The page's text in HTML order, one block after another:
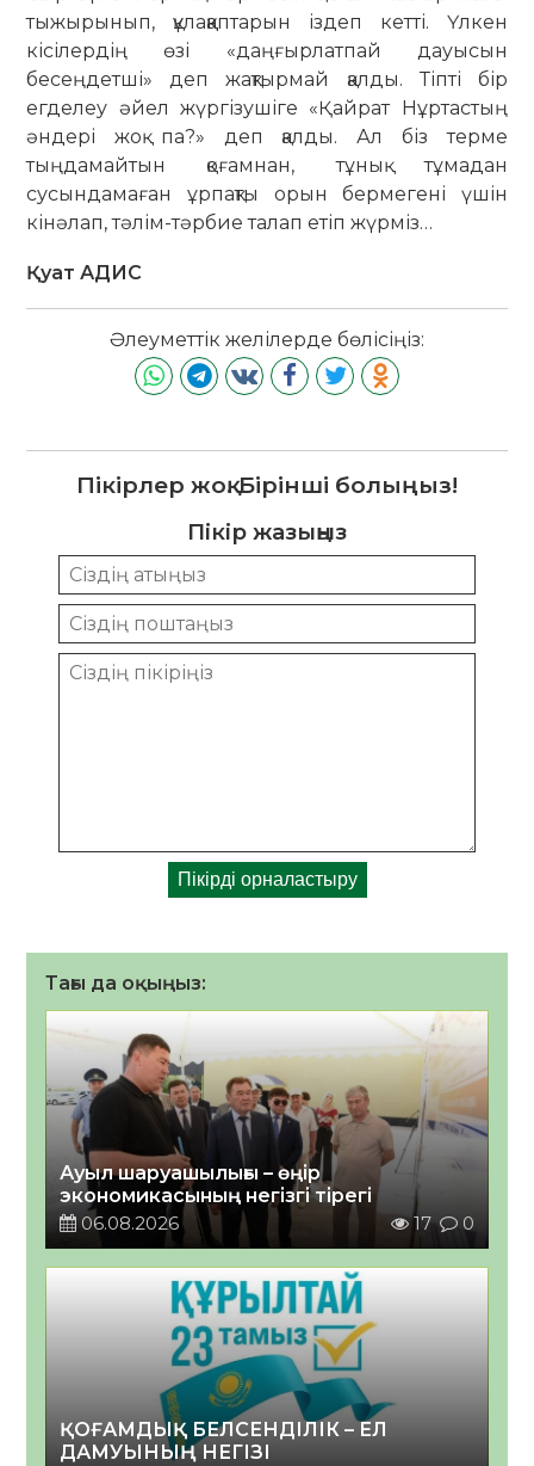
тыжырынып, құлаққаптарын іздеп кетті. Үлкен
кісілердің өзі «даңғырлатпай дауысын
бесеңдетші» деп жақтырмай қалды. Тіпті бір
егделеу әйел жүргізушіге «Қайрат Нұртастың
әндері жоқ па?» деп қалды. Ал біз терме
тыңдамайтын қоғамнан, тұнық тұмадан
сусындамаған ұрпақты орын бермегені үшін
кінәлап, тәлім-тәрбие талап етіп жүрміз…
Қуат АДИС
Әлеуметтік желілерде бөлісіңіз:
Пікірлер жоқ. Бірінші болыңыз!
Пікір жазыңыз
Тағы да оқыңыз:
Ауыл шаруашылығы – өңір
экономикасының негізгі тірегі
06.08.2026
17 0
ҚОҒАМДЫҚ БЕЛСЕНДІЛІК – ЕЛ
ДАМУЫНЫҢ НЕГІЗІ